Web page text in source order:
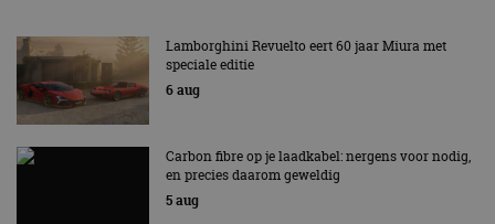
Lamborghini Revuelto eert 60 jaar Miura met
speciale editie
6 aug
Carbon fibre op je laadkabel: nergens voor nodig,
en precies daarom geweldig
5 aug